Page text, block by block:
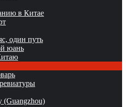
в Китае
один путь
юань
(Guangzhou)